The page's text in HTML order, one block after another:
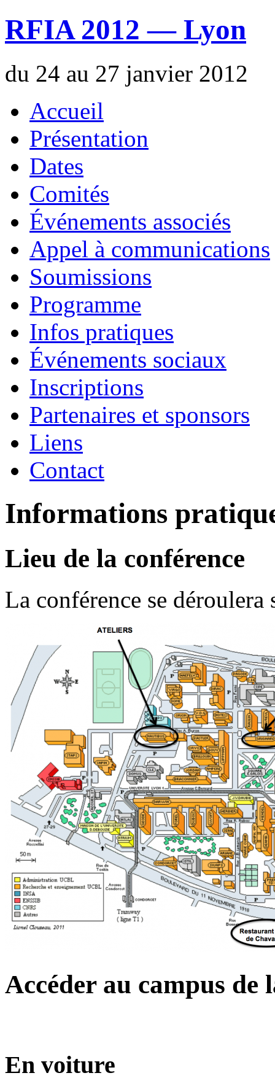
RFIA 2012 — Lyon
du 24 au 27 janvier 2012
Accueil
Présentation
Dates
Comités
Événements associés
Appel à communications
Soumissions
Programme
Infos pratiques
Événements sociaux
Inscriptions
Partenaires et sponsors
Liens
Contact
Informations
Lieu de la conférence
La conférence se
Accéder au campus de
En voiture